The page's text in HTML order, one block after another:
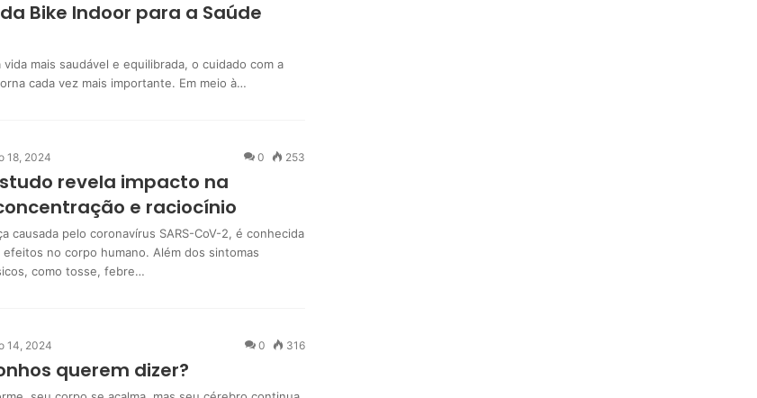
Bike Indoor para a Saúde
vida mais saudável e equilibrada, o cuidado com a
cada vez mais importante. Em meio à…
18, 2024 0 253
revela impacto na
e raciocínio
causada pelo coronavírus SARS-CoV-2, é conhecida
no corpo humano. Além dos sintomas
como tosse, febre…
14, 2024 0 316
querem dizer?